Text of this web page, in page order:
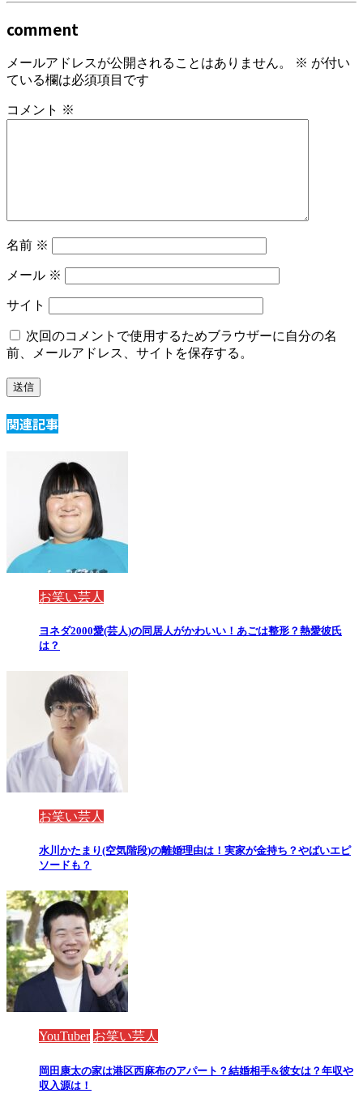
comment
メールアドレスが公開されることはありません。 ※ が付い
ている欄は必須項目です
コメント ※
名前 ※
メール ※
サイト
次回のコメントで使用するためブラウザーに自分の名
前、メールアドレス、サイトを保存する。
関連記事
お笑い芸人
ヨネダ2000愛(芸人)の同居人がかわいい！あごは整形？熱愛彼氏
は？
お笑い芸人
水川かたまり(空気階段)の離婚理由は！実家が金持ち？やばいエピ
ソードも？
YouTuber お笑い芸人
岡田康太の家は港区西麻布のアパート？結婚相手&彼女は？年収や
収入源は！